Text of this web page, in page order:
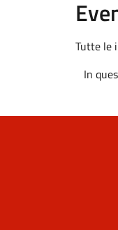
Tutte le
In